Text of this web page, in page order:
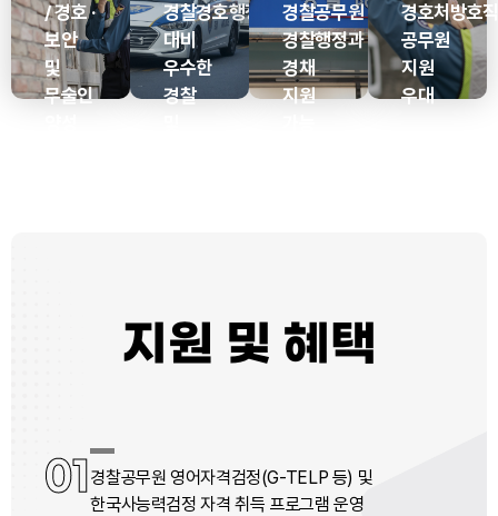
/ 경호 ·
보안
및
무술인
경찰경호행정과입학인원
대비
우수한
경찰
경찰공무원
경찰행정과
경채
지원
경호처방호직
공무원
지원
우대
지원 및 혜택
01 경찰공무원 영어자격검정(G-TELP 등) 및
한국사능력검정 자격 취득 프로그램 운영